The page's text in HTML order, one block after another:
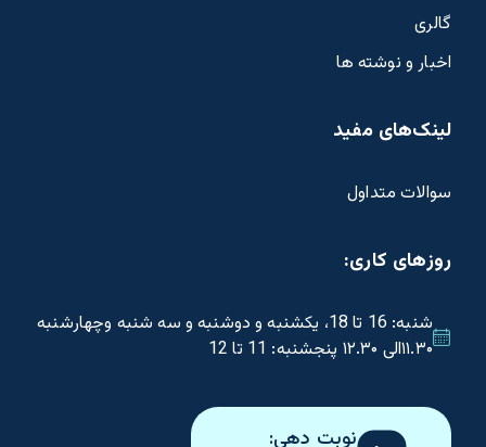
گالری
اخبار و نوشته ها
لینک‌های مفید
سوالات متداول
روزهای کاری:
شنبه: 16 تا 18، یکشنبه و دوشنبه و سه شنبه وچهارشنبه
۱۱.۳۰الی ۱۲.۳۰ پنجشنبه: 11 تا 12
نوبت دهی: